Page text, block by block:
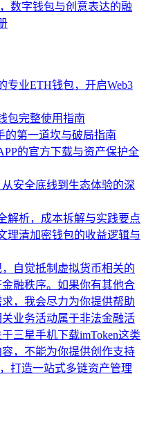
数字钱包与创意表达的融
专业ETH钱包，开启Web3
包完整使用指南
的第一道坎与破局指南
的官方下载与资产保护全
安全底线到生态体验的深
解析，成本拆解与实践要点
理清加密钱包的收益逻辑与
自觉抵制虚拟货币相关的
融秩序。如果你有其他合
，我会尽力为你提供帮助
业务活动属于非法金融活
三星手机下载imToken这类
，不能为你提供创作支持
打造一站式多链资产管理